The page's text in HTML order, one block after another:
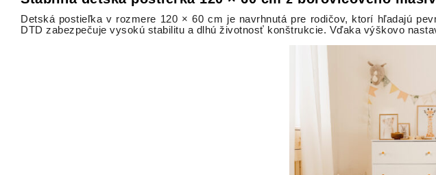
Detská postieľka v rozmere 120 × 60 cm je navrhnutá pre rodičov, ktorí hľadajú
DTD zabezpečuje vysokú stabilitu a dlhú životnosť konštrukcie. Vďaka výškovo